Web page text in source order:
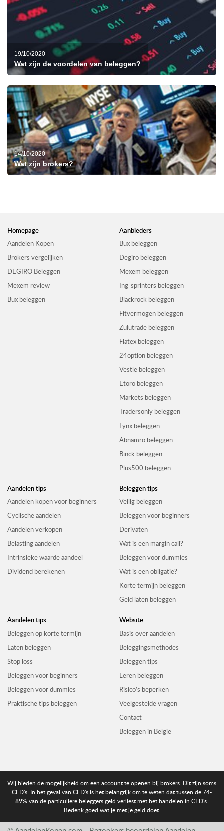
19/10/2020
Wat zijn de voordelen van beleggen?
14/10/2020
Wat zijn brokers?
Homepage
Aandelen Kopen
Brokers vergelijken
DEGIRO Beleggen
Mexem review
Bux beleggen
Aanbieders
Bux beleggen
Degiro beleggen
Mexem beleggen
Ing-sprinters beleggen
Blackrock beleggen
Fitvermogen beleggen
Zulutrade beleggen
Flatex beleggen
24option beleggen
Vestle beleggen
Etoro beleggen
Markets beleggen
Tradersonly beleggen
Lynx beleggen
Abnamro beleggen
Binck beleggen
Plus500 beleggen
Aandelen tips
Aandelen kopen voor beginners
Cyclische aandelen
Aandelen verkopen
Belasting aandelen
Intrinsieke waarde aandeel
Dividend berekenen
Beleggen tips
Veilig beleggen
Beleggen voor beginners
Derivaten
Wat is een margin call?
Beleggen voor dummies
Wat is een obligatie?
Korte termijn beleggen
Geld laten beleggen
Aandelen tips
Beleggen op korte termijn
Laten beleggen
Stop loss
Beleggen voor beginners
Beleggen voor dummies
Praktische tips beleggen
Website
Basis over aandelen
Beleggingsmethodes
Beleggen tips
Leren beleggen
Risico’s beperken
Veelgestelde vragen
Contact
Beleggen in Belgie
Wij bieden de mogelijkheid om een account te openen bij brokers. Dit zijn soms
CFD's. In het geval van CFD's is het belangrijk om te weten dat tussen de 74-
89% van de particuliere beleggers geld verliest met het handelen in CFD's.
Bedenk goed wat je met je geld doet.